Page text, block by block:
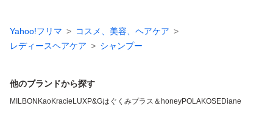
Yahoo!フリマ
コスメ、美容、ヘアケア
レディースヘアケア
シャンプー
他のブランドから探す
MILBON KaoKracie LUXP&Gはぐくみプラス ＆honeyPOLAKOSEDiane